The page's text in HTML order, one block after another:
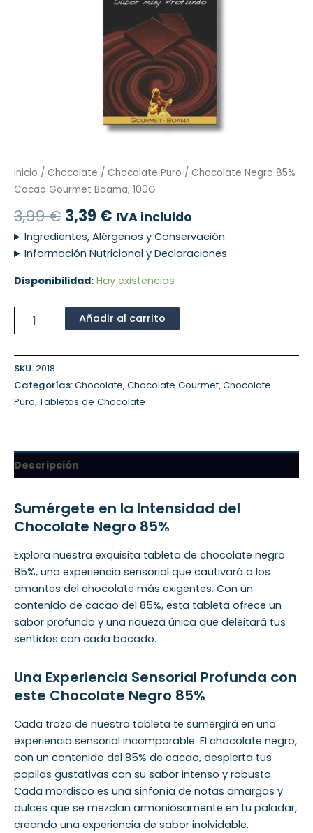
Inicio / Chocolate / Chocolate Puro / Chocolate Negro 85%
Cacao Gourmet Boama, 100G
3,99€3,39 € IVA incluido
Ingredientes, Alérgenos y Conservación
Información Nutricional y Declaraciones
Disponibilidad: Hay existencias
Añadir al carrito
SKU:2018
Categorías:Chocolate,Chocolate Gourmet,Chocolate
Puro,Tabletas de Chocolate
Descripción
Sumérgete en la Intensidad del
Chocolate Negro 85%
Explora nuestra exquisita tableta de chocolate negro
85%, una experiencia sensorial que cautivará a los
amantes del chocolate más exigentes. Con un
contenido de cacao del 85%, esta tableta ofrece un
sabor profundo y una riqueza única que deleitará tus
sentidos con cada bocado.
Una Experiencia Sensorial Profunda con
este Chocolate Negro 85%
Cada trozo de nuestra tableta te sumergirá en una
experiencia sensorial incomparable. El chocolate negro,
con un contenido del 85% de cacao, despierta tus
papilas gustativas con su sabor intenso y robusto.
Cada mordisco es una sinfonía de notas amargas y
dulces que se mezclan armoniosamente en tu paladar,
creando una experiencia de sabor inolvidable.